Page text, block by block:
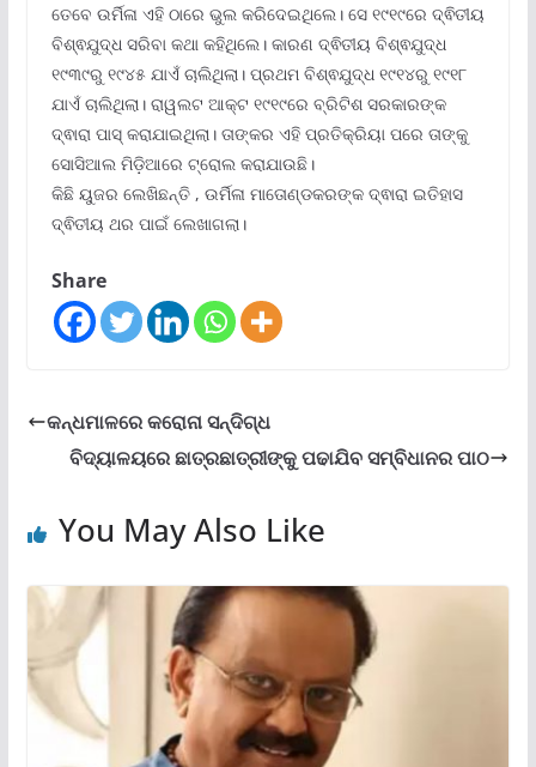
ତେବେ ଉର୍ମିଳା ଏହି ଠାରେ ଭୁଲ କରିଦେଇଥିଲେ। ସେ ୧୯୧୯ରେ ଦ୍ଵିତୀୟ
ବିଶ୍ଵଯୁଦ୍ଧ ସରିବା କଥା କହିଥିଲେ। କାରଣ ଦ୍ଵିତୀୟ ବିଶ୍ଵଯୁଦ୍ଧ
୧୯୩୯ରୁ ୧୯୪୫ ଯାଏଁ ଚାଲିଥିଲା। ପ୍ରଥମ ବିଶ୍ଵଯୁଦ୍ଧ ୧୯୧୪ରୁ ୧୯୧୮
ଯାଏଁ ଚାଲିଥିଲା। ରାୱଲଟ ଆକ୍ଟ ୧୯୧୯ରେ ବ୍ରିଟିଶ ସରକାରଙ୍କ
ଦ୍ଵାରା ପାସ୍ କରାଯାଇଥିଲା। ତାଙ୍କର ଏହି ପ୍ରତିକ୍ରିୟା ପରେ ତାଙ୍କୁ
ସୋସିଆଲ ମିଡ଼ିଆରେ ଟ୍ରୋଲ କରାଯାଉଛି।
କିଛି ୟୁଜର ଲେଖିଛନ୍ତି , ଉର୍ମିଳା ମାତୋଣ୍ଡକରଙ୍କ ଦ୍ଵାରା ଇତିହାସ
ଦ୍ଵିତୀୟ ଥର ପାଇଁ ଲେଖାଗଲା।
Share
କନ୍ଧମାଳରେ କରୋନା ସନ୍ଦିଗ୍ଧ
ବିଦ୍ୟାଳୟରେ ଛାତ୍ରଛାତ୍ରୀଙ୍କୁ ପଢାଯିବ ସମ୍ବିଧାନର ପାଠ
You May Also Like